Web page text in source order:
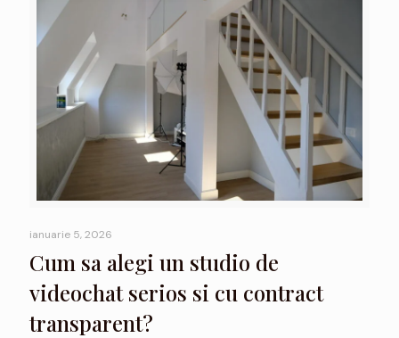
ianuarie 5, 2026
Cum sa alegi un studio de
videochat serios si cu contract
transparent?